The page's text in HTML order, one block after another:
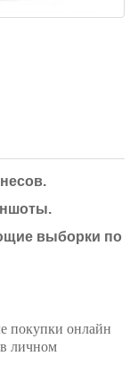
выборки по
покупки онлайн
личном